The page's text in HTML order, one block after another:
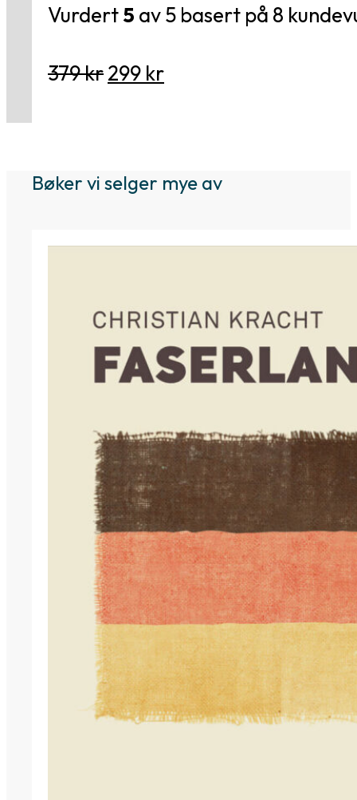
Vurdert5 av 5 basert på 8
379krOpprinnelig
299 krNåværende
Bøker vi selger mye av